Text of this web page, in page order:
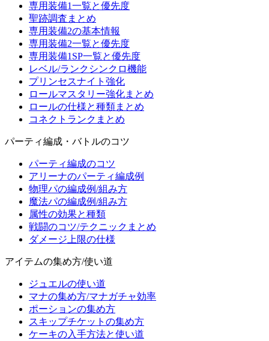
専用装備1一覧と優先度
聖跡調査まとめ
専用装備2の基本情報
専用装備2一覧と優先度
専用装備1SP一覧と優先度
レベル/ランクシンクロ機能
プリンセスナイト強化
ロールマスタリー強化まとめ
ロールの仕様と種類まとめ
コネクトランクまとめ
パーティ編成・バトルのコツ
パーティ編成のコツ
アリーナのパーティ編成例
物理パの編成例/組み方
魔法パの編成例/組み方
属性の効果と種類
戦闘のコツ/テクニックまとめ
ダメージ上限の仕様
アイテムの集め方/使い道
ジュエルの使い道
マナの集め方/マナガチャ効率
ポーションの集め方
スキップチケットの集め方
ケーキの入手方法と使い道